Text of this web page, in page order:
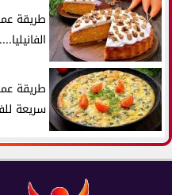
طريقة
طريقة
سريعة